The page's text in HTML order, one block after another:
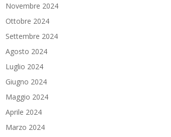
Novembre 2024
Ottobre 2024
Settembre 2024
Agosto 2024
Luglio 2024
Giugno 2024
Maggio 2024
Aprile 2024
Marzo 2024